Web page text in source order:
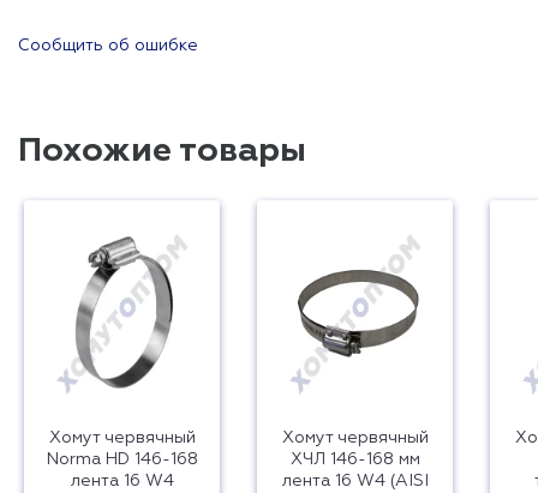
Сообщить об ошибке
Похожие товары
Хомут червячный
Norma HD 146-168
лента 16 W4
Хомут червячный
ХЧЛ 146-168 мм
лента 16 W4 (AISI